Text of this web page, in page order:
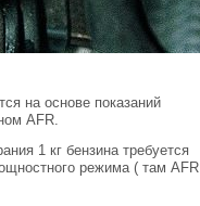
на основе показаний
AFR.
1 кг бензина требуется
режима ( там AFR